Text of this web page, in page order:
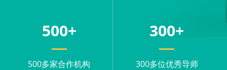
500+
500多家合作机构
300+
300多位优秀导师